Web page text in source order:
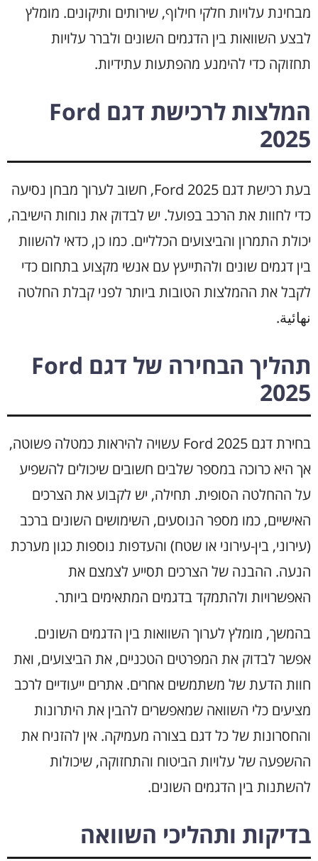
מבחינת עלויות חלקי חילוף, שירותים ותיקונים. מומלץ
לבצע השוואות בין הדגמים השונים ולברר עלויות
תחזוקה כדי להימנע מהפתעות עתידיות.
המלצות לרכישת דגם Ford
2025
בעת רכישת דגם Ford 2025, חשוב לערוך מבחן נסיעה
כדי לחוות את הרכב בפועל. יש לבדוק את נוחות הישיבה,
יכולת התמרון והביצועים הכלליים. כמו כן, כדאי להשוות
בין דגמים שונים ולהתייעץ עם אנשי מקצוע בתחום כדי
לקבל את ההמלצות הטובות ביותר לפני קבלת החלטה
نهائية.
תהליך הבחירה של דגם Ford
2025
בחירת דגם Ford 2025 עשויה להיראות כמטלה פשוטה,
אך היא כרוכה במספר שלבים חשובים שיכולים להשפיע
על ההחלטה הסופית. תחילה, יש לקבוע את הצרכים
האישיים, כמו מספר הנוסעים, השימושים השונים ברכב
(עירוני, בין-עירוני או שטח) והעדפות נוספות כגון מערכת
הנעה. ההבנה של הצרכים תסייע לצמצם את
האפשרויות ולהתמקד בדגמים המתאימים ביותר.
בהמשך, מומלץ לערוך השוואות בין הדגמים השונים.
אפשר לבדוק את המפרטים הטכניים, את הביצועים, ואת
חוות הדעת של משתמשים אחרים. אתרים ייעודיים לרכב
מציעים כלי השוואה שמאפשרים להבין את היתרונות
והחסרונות של כל דגם בצורה מעמיקה. אין להזניח את
ההשפעה של עלויות הביטוח והתחזוקה, שיכולות
להשתנות בין הדגמים השונים.
בדיקות ותהליכי השוואה